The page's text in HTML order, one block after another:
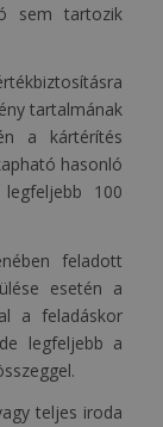
sem tartozik
tartalmának
a kártérítés
hasonló
100
feladott
esetén a
a feladáskor
legfeljebb a
teljes iroda